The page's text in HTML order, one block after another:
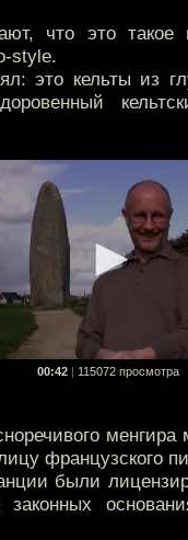
что это такое
style.
это кельты из
00:42 115072 просмотра
менгира
французского
были
законных